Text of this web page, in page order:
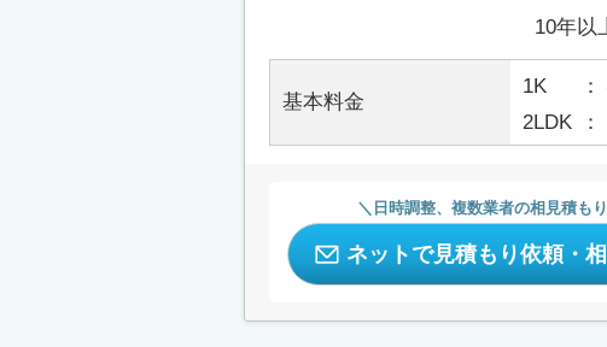
10年
基本料金
1K
2LDK
日時調整、複数業者の相見積も
ネットで見積もり依頼・